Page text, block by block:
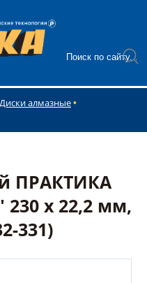
Диски алмазные
ПРАКТИКА
230 х 22,2 мм,
331)